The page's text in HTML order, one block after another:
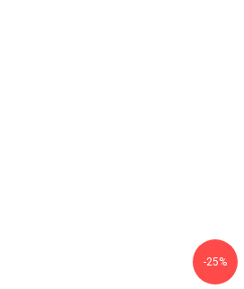
-25%